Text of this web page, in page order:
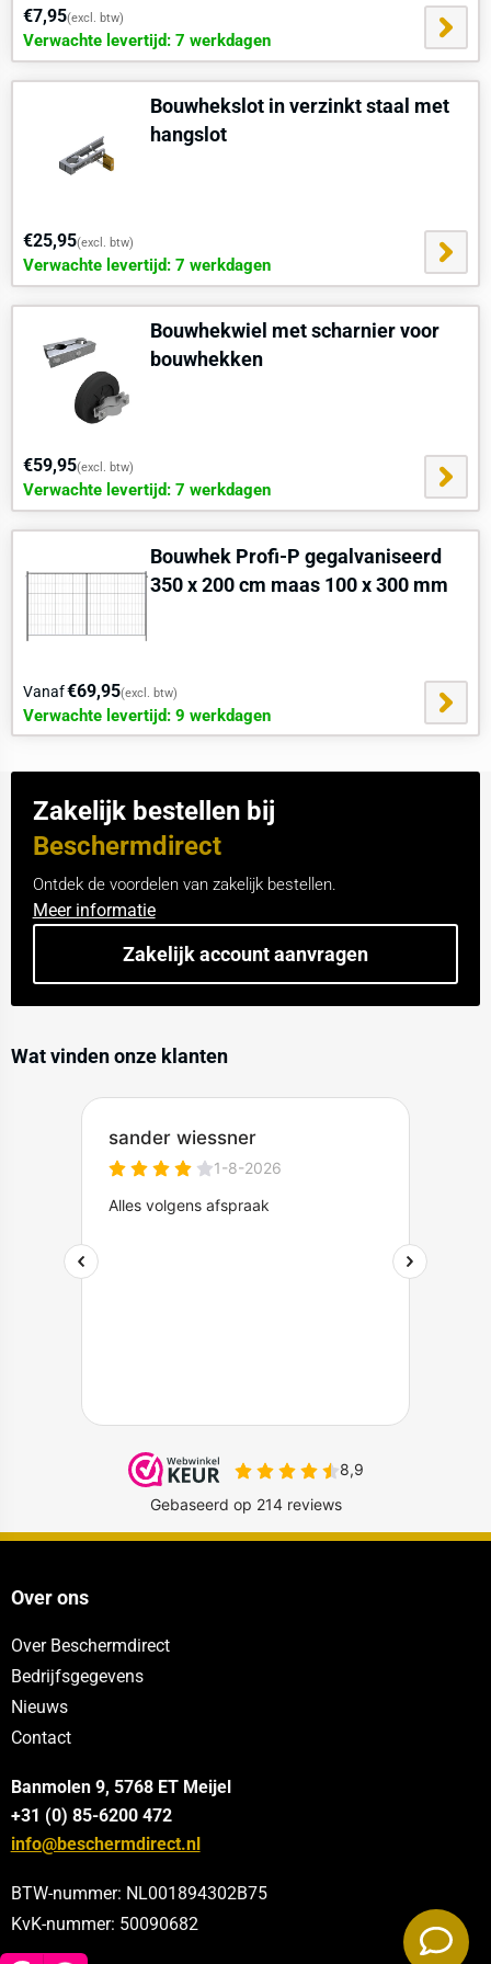
€7,95(excl. btw)
Verwachte levertijd: 7 werkdagen
Bouwhekslot in verzinkt staal met
hangslot
€25,95(excl. btw)
Verwachte levertijd: 7 werkdagen
Bouwhekwiel met scharnier voor
bouwhekken
€59,95(excl. btw)
Verwachte levertijd: 7 werkdagen
Bouwhek Profi-P gegalvaniseerd
350 x 200 cm maas 100 x 300 mm
Vanaf€69,95(excl. btw)
Verwachte levertijd: 9 werkdagen
Zakelijk bestellen bij
Beschermdirect
Ontdek de voordelen van zakelijk bestellen.
Meer informatie
Zakelijk account aanvragen
Wat vinden onze klanten
Over ons
Over Beschermdirect
Bedrijfsgegevens
Nieuws
Contact
Banmolen 9, 5768 ET Meijel
+31 (0) 85-6200 472
info@beschermdirect.nl
BTW-nummer: NL001894302B75
KvK-nummer: 50090682